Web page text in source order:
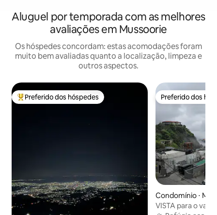
Aluguel por temporada com as melhores
avaliações em Mussoorie
Os hóspedes concordam: estas acomodações foram
muito bem avaliadas quanto a localização, limpeza e
outros aspectos.
Entre os melhores preferidos dos hóspedes
Preferido dos hóspedes Preferido dos
Preferido dos
Condomínio ⋅
VISTA para o